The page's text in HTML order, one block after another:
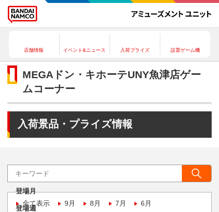
店舗情報 イベント&ニュース 入荷プライズ 設置ゲーム機
MEGAドン・キホーテUNY魚津店ゲー
ムコーナー
入荷景品・プライズ情報
登場月
全て表示
9月 8月 7月 6月
登場週